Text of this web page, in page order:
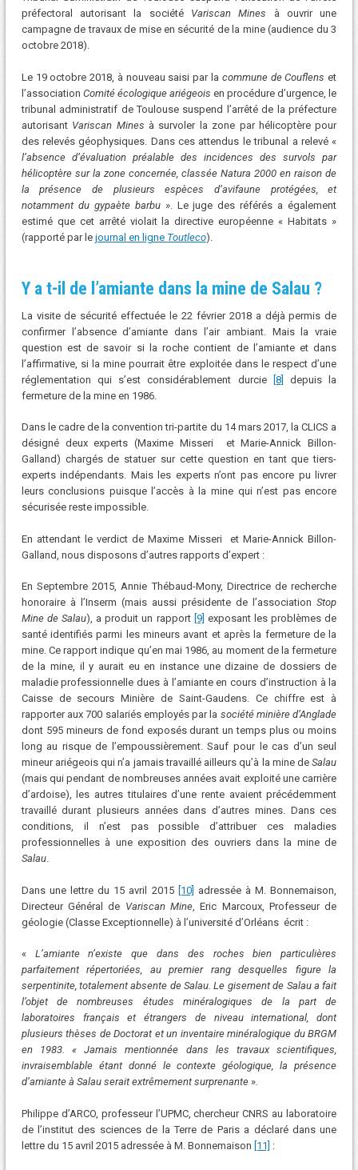
préfectoral autorisant la société Variscan Mines à ouvrir une
campagne de travaux de mise en sécurité de la mine (audience du 3
octobre 2018).
Le 19 octobre 2018, à nouveau saisi par la commune de Couflens et
l’association Comité écologique ariégeois en procédure d’urgence, le
tribunal administratif de Toulouse suspend l’arrêté de la préfecture
autorisant Variscan Mines à survoler la zone par hélicoptère pour
des relevés géophysiques. Dans ces attendus le tribunal a relevé «
l’absence d’évaluation préalable des incidences des survols par
hélicoptère sur la zone concernée, classée Natura 2000 en raison de
la présence de plusieurs espèces d’avifaune protégées, et
notamment du gypaète barbu». Le juge des référés a également
estimé que cet arrêté violait la directive européenne « Habitats »
(rapporté par le journal en ligne Toutleco).
Y a t-il de l’amiante dans la mine de Salau ?
La visite de sécurité effectuée le 22 février 2018 a déjà permis de
confirmer l’absence d’amiante dans l’air ambiant. Mais la vraie
question est de savoir si la roche contient de l’amiante et dans
l’affirmative, si la mine pourrait être exploitée dans le respect d’une
réglementation qui s’est considérablement durcie
[8]
depuis la
fermeture de la mine en 1986.
Dans le cadre de la convention tri-partite du 14 mars 2017, la CLICS a
désigné deux experts (Maxime Misseri et Marie-Annick Billon-
Galland) chargés de statuer sur cette question en tant que tiers-
experts indépendants. Mais les experts n’ont pas encore pu livrer
leurs conclusions puisque l’accès à la mine qui n’est pas encore
sécurisée reste impossible.
En attendant le verdict de Maxime Misseri et Marie-Annick Billon-
Galland, nous disposons d’autres rapports d’expert :
En Septembre 2015, Annie Thébaud-Mony, Directrice de recherche
honoraire à l’Inserm (mais aussi présidente de l’associationStop
Mine de Salau), a produit un rapport [9] exposant les problèmes de
santé identifiés parmi les mineurs avant et après la fermeture de la
mine. Ce rapport indique qu’en mai 1986, au moment de la fermeture
de la mine, il y aurait eu en instance une dizaine de dossiers de
maladie professionnelle dues à l’amiante en cours d’instruction à la
Caisse de secours Minière de Saint-Gaudens. Ce chiffre est à
rapporter aux 700 salariés employés par la société minière d’Anglade
dont 595 mineurs de fond exposés durant un temps plus ou moins
long au risque de l’empoussièrement. Sauf pour le cas d’un seul
mineur ariégeois qui n’a jamais travaillé ailleurs qu’à la mine deSalau
(mais qui pendant de nombreuses années avait exploité une carrière
d’ardoise), les autres titulaires d’une rente avaient précédemment
travaillé durant plusieurs années dans d’autres mines. Dans ces
conditions, il n’est pas possible d’attribuer ces maladies
professionnelles à une exposition des ouvriers dans la mine de
Salau.
Dans une lettre du 15 avril 2015 [10] adressée à M. Bonnemaison,
Directeur Général de Variscan Mine , Eric Marcoux, Professeur de
géologie (Classe Exceptionnelle) à l’université d’Orléans écrit :
« L’amiante n’existe que dans des roches bien particulières
parfaitement répertoriées, au premier rang desquelles figure la
serpentinite, totalement absente de Salau. Le gisement de Salau a fait
l’objet de nombreuses études minéralogiques de la part de
laboratoires français et étrangers de niveau international, dont
plusieurs thèses de Doctorat et un inventaire minéralogique du BRGM
en 1983. « Jamais mentionnée dans les travaux scientifiques,
invraisemblable étant donné le contexte géologique, la présence
d’amiante à Salau serait extrêmement surprenante ».
Philippe d’ARCO, professeur l’UPMC, chercheur CNRS au laboratoire
de l’institut des sciences de la Terre de Paris a déclaré dans une
lettre du 15 avril 2015 adressée à M. Bonnemaison [11] :